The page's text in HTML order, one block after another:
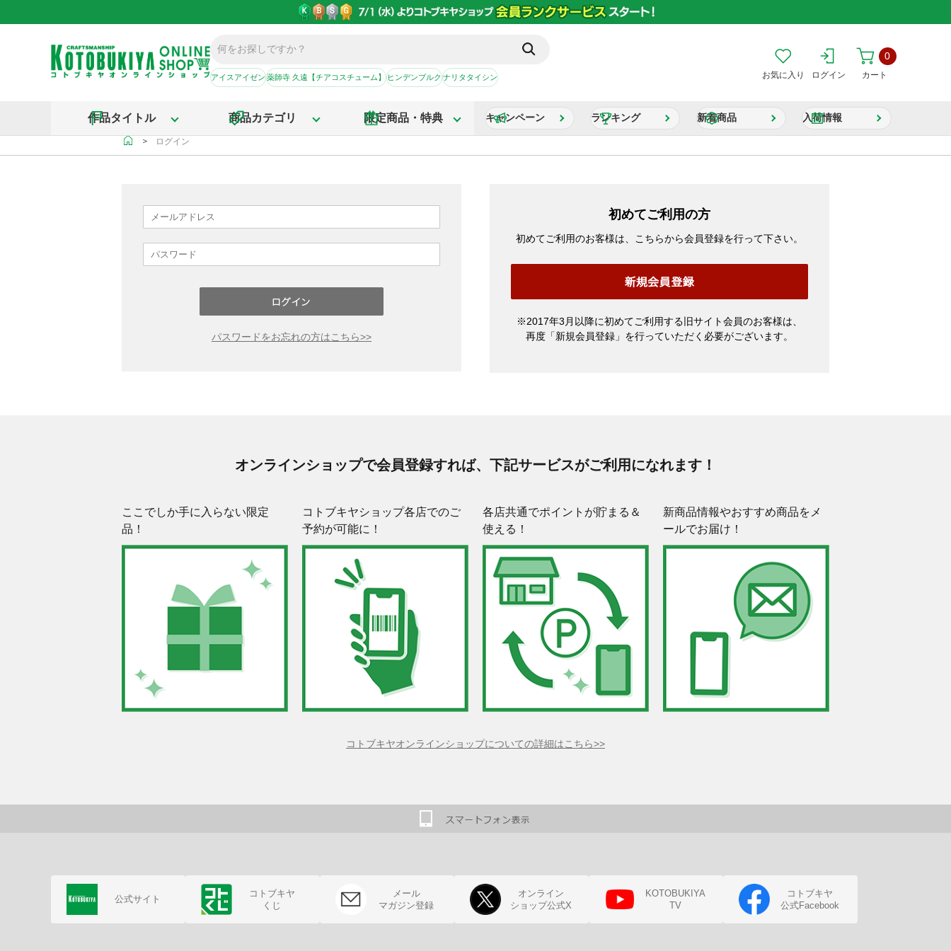
アイスアイゼン薬師寺 久遠【チアコスチューム】ヒンデンブルクナリタタイシン お気に入り ログイン カート
0
作品タイトル 商品カテゴリ 限定商品・特典 キャンペーン ランキング 新着商品 入荷情報
＞ ログイン
パスワードをお忘れの方はこちら>>
初めてご利用の方
初めてご利用のお客様は、こちらから会員登録を行って下さい。
※2017年3月以降に初めてご利用する旧サイト会員のお客様は、
再度「新規会員登録」を行っていただく必要がございます。
オンラインショップで会員登録すれば、下記サービスがご利用になれます！
ここでしか手に入らない限定
品！
コトブキヤショップ各店でのご
予約が可能に！
各店共通でポイントが貯まる＆
使える！
新商品情報やおすすめ商品をメ
ールでお届け！
コトブキヤオンラインショップについての詳細はこちら>>
公式サイト
コトブキヤ
くじ
メール
マガジン登録
オンライン
ショップ公式X
KOTOBUKIYA
TV
コトブキヤ
公式Facebook